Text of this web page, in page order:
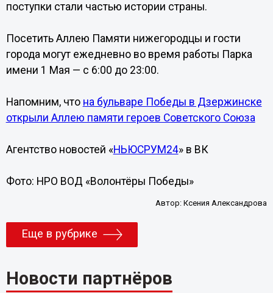
поступки стали частью истории страны.
Посетить Аллею Памяти нижегородцы и гости
города могут ежедневно во время работы Парка
имени 1 Мая — с 6:00 до 23:00.
Напомним, что на бульваре Победы в Дзержинске
открыли Аллею памяти героев Советского Союза
Агентство новостей «НЬЮСРУМ24» в ВК
Фото: НРО ВОД «Волонтёры Победы»
Автор:Ксения Александрова
Еще в рубрике
Новости партнёров